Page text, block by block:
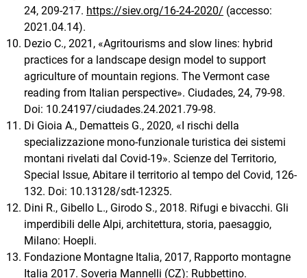
24, 209-217. https://siev.org/16-24-2020/ (accesso:
2021.04.14).
Dezio C., 2021, «Agritourisms and slow lines: hybrid
practices for a landscape design model to support
agriculture of mountain regions. The Vermont case
reading from Italian perspective». Ciudades, 24, 79-98.
Doi: 10.24197/ciudades.24.2021.79-98.
Di Gioia A., Dematteis G., 2020, «I rischi della
specializzazione mono-funzionale turistica dei sistemi
montani rivelati dal Covid-19». Scienze del Territorio,
Special Issue, Abitare il territorio al tempo del Covid, 126-
132. Doi: 10.13128/sdt-12325.
Dini R., Gibello L., Girodo S., 2018. Rifugi e bivacchi. Gli
imperdibili delle Alpi, architettura, storia, paesaggio,
Milano: Hoepli.
Fondazione Montagne Italia, 2017, Rapporto montagne
Italia 2017. Soveria Mannelli (CZ): Rubbettino.